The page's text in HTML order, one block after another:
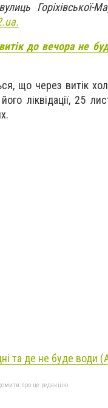
Горіхівської-
до вечора не
що через витік
ліквідації, 25
та де не буде води
про це редакцію